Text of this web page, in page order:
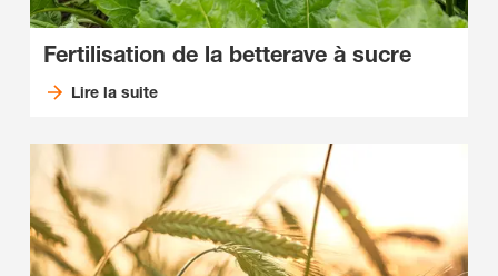
Fertilisation de la betterave à sucre
Lire la suite